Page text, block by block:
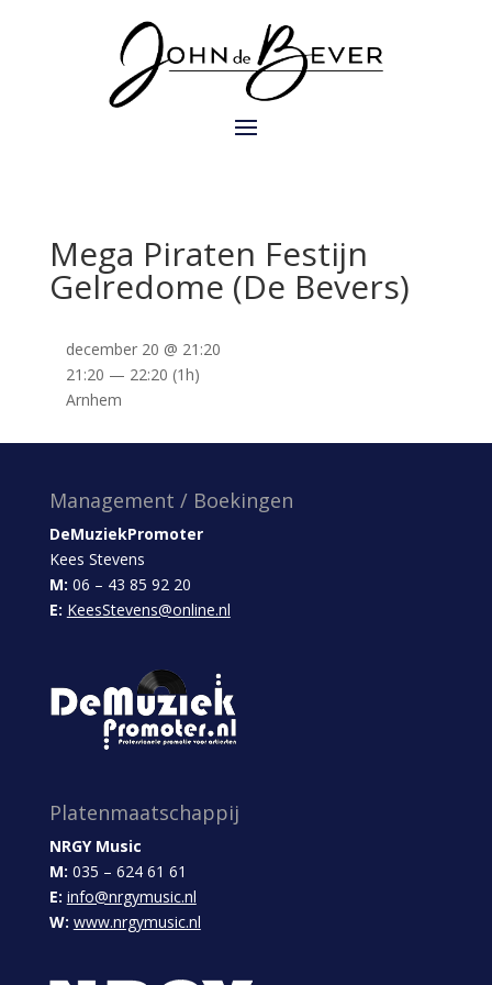
Mega Piraten Festijn
Gelredome (De Bevers)
december 20 @ 21:20
21:20 — 22:20 (1h)
Arnhem
Management / Boekingen
DeMuziekPromoter
Kees Stevens
M: 06 – 43 85 92 20
E: KeesStevens@online.nl
Platenmaatschappij
NRGY Music
M: 035 – 624 61 61
E: info@nrgymusic.nl
W: www.nrgymusic.nl